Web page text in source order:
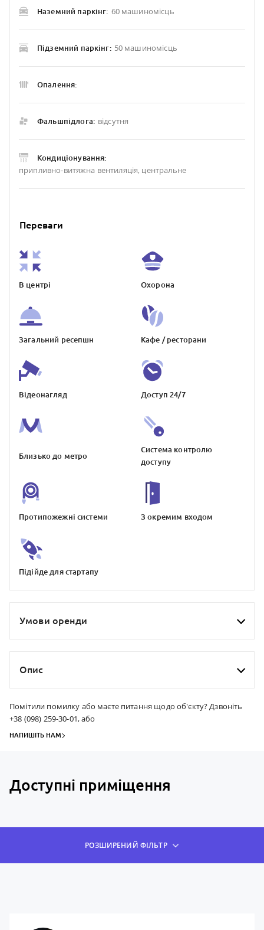
Наземний паркінг: 60 машиномісць
Підземний паркінг: 50 машиномісць
Опалення:
Фальшпідлога: відсутня
Кондиціонування:
припливно-витяжна вентиляція, центральне
Переваги
В центрі Охорона
Загальний ресепшн Кафе / ресторани
Відеонагляд Доступ 24/7
Близько до метро
Система контролю
доступу
Протипожежнi системи З окремим входом
Пiдiйде для стартапу
Умови оренди
Опис
Помітили помилку або маєте питання щодо об'єкту? Дзвоніть
+38 (098) 259-30-01, або
НАПИШІТЬ НАМ
Доступні приміщення
РОЗШИРЕНИЙ ФІЛЬТР